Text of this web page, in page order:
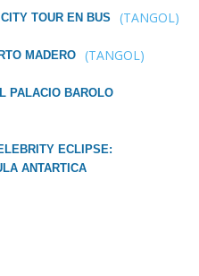
TOUR EN BUS (TANGOL)
MADERO (TANGOL)
PALACIO BAROLO
ECLIPSE:
ANTARTICA